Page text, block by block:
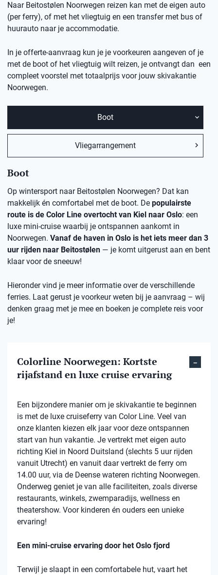
Naar Beitostølen Noorwegen reizen kan met de eigen auto
(per ferry), of met het vliegtuig en een transfer met bus of
huurauto naar je accommodatie.
In je offerte-aanvraag kun je je voorkeuren aangeven of je
met de boot of het vliegtuig wilt reizen, je ontvangt dan een
compleet voorstel met totaalprijs voor jouw skivakantie
Noorwegen.
Boot
Vliegarrangement
Boot
Op wintersport naar Beitostølen Noorwegen? Dat kan
makkelijk én comfortabel met de boot. De populairste
route is de Color Line overtocht van Kiel naar Oslo: een
luxe mini-cruise waarbij je ontspannen aankomt in
Noorwegen. Vanaf de haven in Oslo is het iets meer dan 3
uur rijden naar Beitostølen — je komt uitgerust aan en bent
klaar voor de sneeuw!
Hieronder vind je meer informatie over de verschillende
ferries. Laat gerust je voorkeur weten bij je aanvraag – wij
denken graag met je mee en boeken je complete reis voor
je!
Colorline Noorwegen: Kortste
rijafstand en luxe cruise ervaring
Een bijzondere manier om je skivakantie te beginnen
is met de luxe cruiseferry van Color Line. Veel van
onze klanten kiezen elk jaar voor deze ontspannen
start van hun vakantie. Je vertrekt met eigen auto
richting Kiel in Noord Duitsland (slechts 5 uur rijden
vanuit Utrecht) en vanuit daar vertrekt de ferry om
14.00 uur, via de Deense wateren richting Noorwegen.
Onderweg geniet je van alle faciliteiten, zoals diverse
restaurants, winkels, zwemparadijs, wellness en
theatershow. Voor kinderen én ouders een unieke
ervaring!
Een mini-cruise ervaring door het Oslo fjord
Terwijl je slaapt in een comfortabele hut, vaart het